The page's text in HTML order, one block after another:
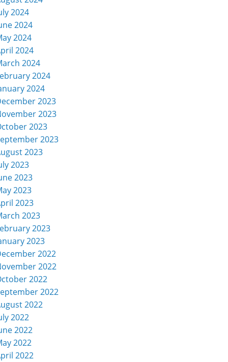
2024
2024
2024
2024
2024
2024
2024
2023
2023
2023
2023
2023
2023
2023
2023
2023
2023
2023
2023
2022
2022
2022
2022
2022
2022
2022
2022
2022